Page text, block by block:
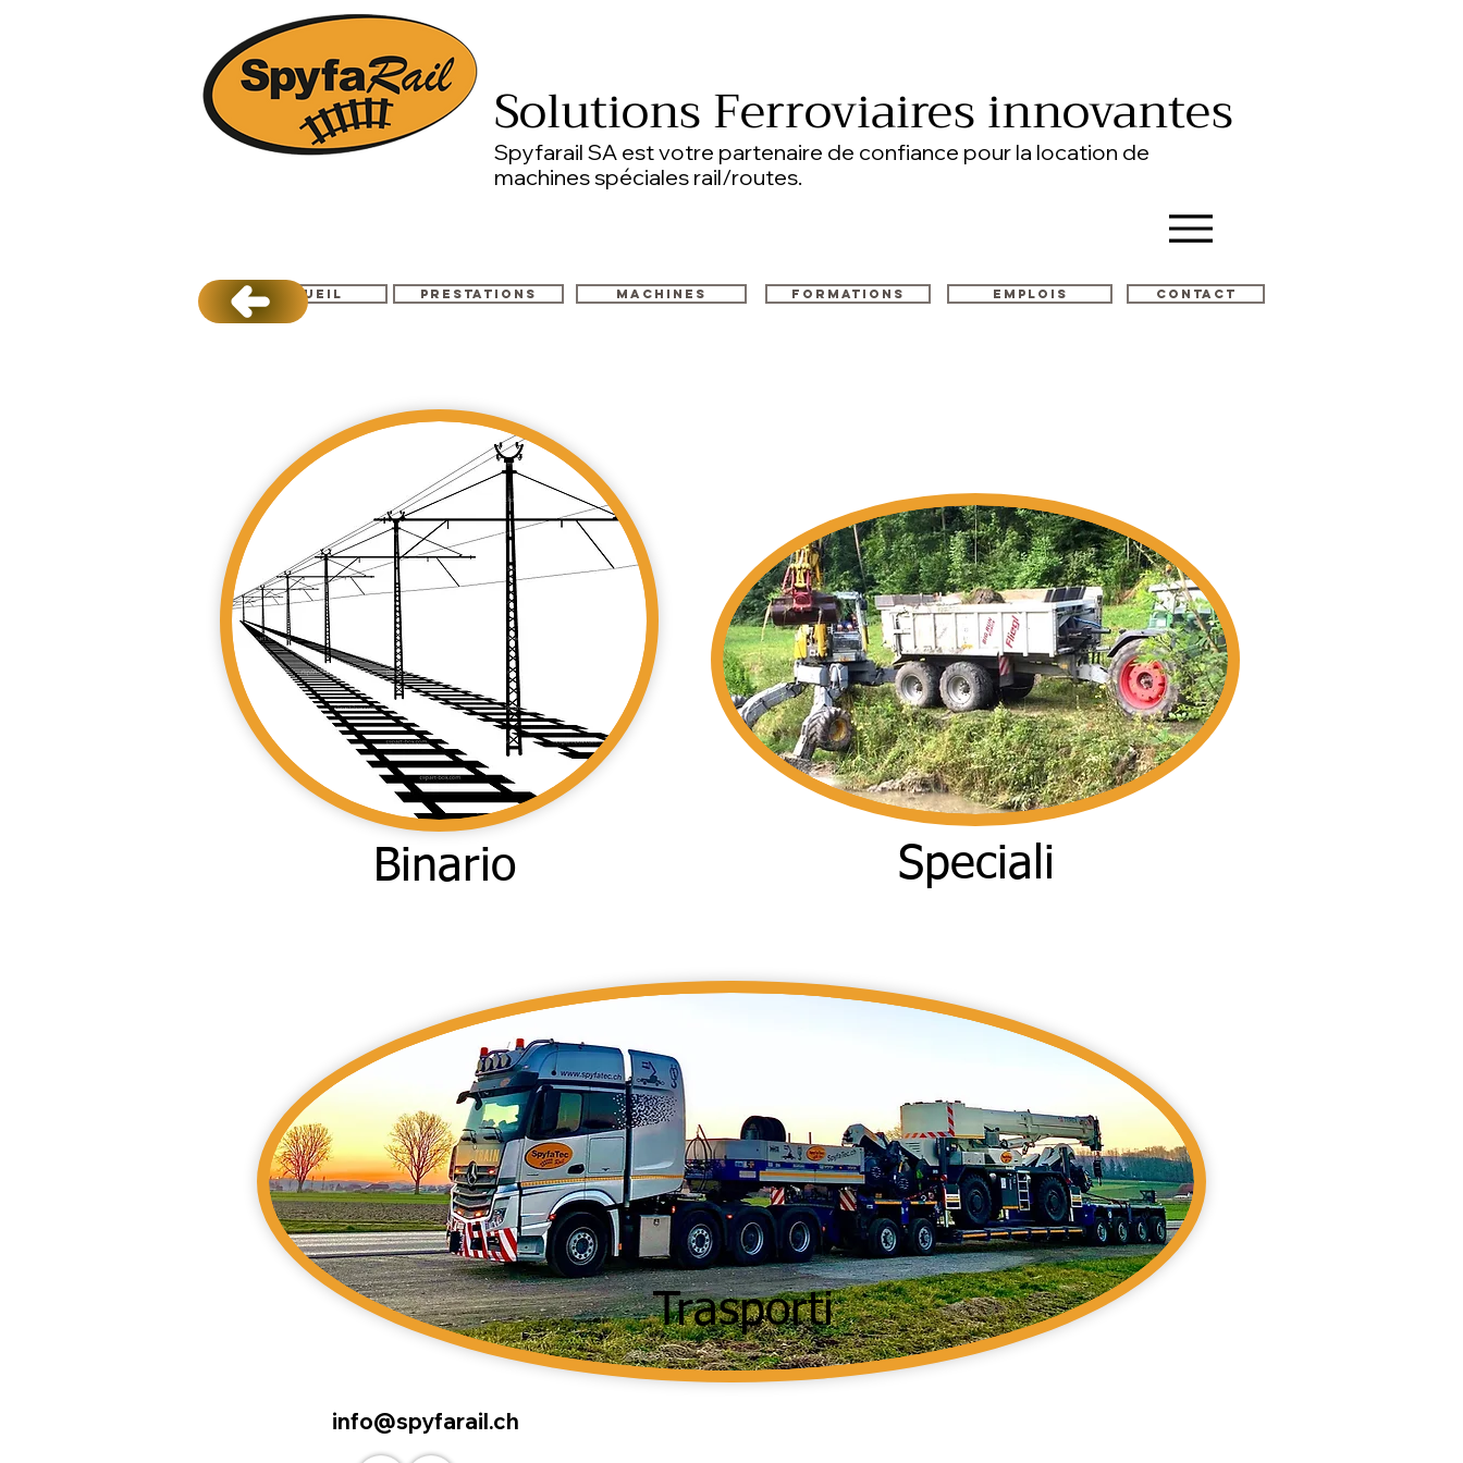
Solutions Ferroviaires innovantes
Spyfarail SA est votre partenaire de confiance pour la location de
machines spéciales rail/routes.
Accueil Prestations Machines Formations Emplois Contact
Binario Speciali
Trasporti
info@spyfarail.ch